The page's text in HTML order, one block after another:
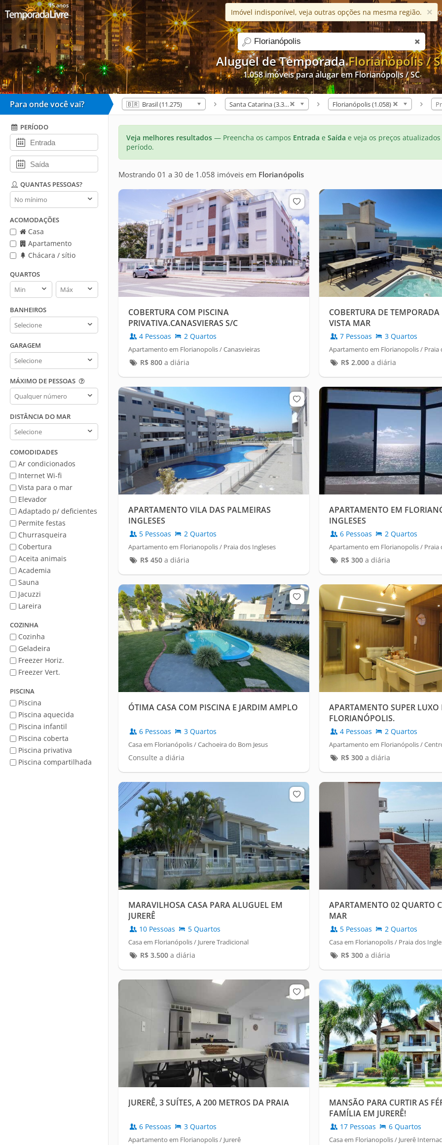
Aluguel de TemporadaFlorianópolis /
1.058 imóveis para alugar em Florianópolis / SC
search
15 anos
Ajuda Apps Blog
Imóvel indisponível, veja outras opções na mesma região. ×
Para onde você vai? 🇧🇷 Brasil (11.275) Santa Catarina (3.302) Florianópolis (1.058)
PERÍODO
QUANTAS PESSOAS?
Quantas
pessoas?
ACOMODAÇÕES
Casa
Apartamento
Chácara / sítio
QUARTOS
Quartos
min
Quartos
max
BANHEIROS
Banheiros
GARAGEM
Garagem
MÁXIMO DE PESSOAS
Máximo
de
pessoas
DISTÂNCIA DO MAR
Distância
do
Mar
COMODIDADES
Ar condicionados
Internet Wi-fi
Vista para o mar
Elevador
Adaptado p/ deficientes
Permite festas
Churrasqueira
Cobertura
Aceita animais
Academia
Sauna
Jacuzzi
Lareira
COZINHA
Cozinha
Geladeira
Freezer Horiz.
Freezer Vert.
PISCINA
Piscina
Piscina aquecida
Piscina infantil
Piscina coberta
Piscina privativa
Piscina compartilhada
Veja melhores resultados — Preencha os campos Entrada e Saída e veja os preços
período.
Mostrando 01 a 30 de 1.058 imóveis em Florianópolis
COBERTURA COM PISCINA
PRIVATIVA.CANASVIERAS S/C
4 Pessoas 2 Quartos
Apartamento em Florianopolis / Canasvieiras
R$ 800a diária
COBERTURA DE
VISTA MAR
7 Pessoas 3 Quartos
Apartamento em Florianopolis / Praia
R$ 2.000a diária
APARTAMENTO VILA DAS PALMEIRAS
INGLESES
5 Pessoas 2 Quartos
Apartamento em Florianopolis / Praia dos Ingleses
R$ 450a diária
APARTAMENTO EM
INGLESES
6 Pessoas 2 Quartos
Apartamento em Florianopolis / Praia
R$ 300a diária
ÓTIMA CASA COM PISCINA E JARDIM AMPLO
6 Pessoas 3 Quartos
Casa em Florianópolis / Cachoeira do Bom Jesus
Consulte a diária
APARTAMENTO SUPER LUXO
FLORIANÓPOLIS.
4 Pessoas 2 Quartos
Apartamento em Florianópolis /
R$ 300a diária
MARAVILHOSA CASA PARA ALUGUEL EM
JURERÊ
10 Pessoas 5 Quartos
Casa em Florianópolis / Jurere Tradicional
R$ 3.500a diária
APARTAMENTO 02 QUARTO
MAR
5 Pessoas 2 Quartos
Casa em Florianopolis / Praia dos
R$ 300a diária
JURERÊ, 3 SUÍTES, A 200 METROS DA PRAIA
6 Pessoas 3 Quartos
Apartamento em Florianopolis / Jurerê
MANSÃO PARA CURTIR AS
FAMÍLIA EM JURERÊ!
17 Pessoas 6 Quartos
Casa em Florianopolis / Jurerê